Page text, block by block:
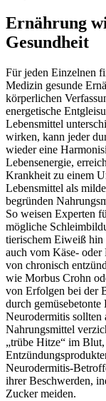
Ernährung
Gesundheit
Für jeden Einzelnen
Medizin gesunde
körperlichen
energetische
Lebensmittel
wirken, kann jeder
wieder eine
Lebensenergie,
Krankheit zu einem
Lebensmittel als
begründen
So weisen Experten
mögliche
tierischem Eiweiß hin
auch vom Käse-
von chronisch
wie Morbus Crohn
von Erfolgen bei der
durch
Neurodermitis sollten
Nahrungsmittel
„trübe Hitze“ im
Neurodermitis-
ihrer Beschwerden,
Zucker meiden.